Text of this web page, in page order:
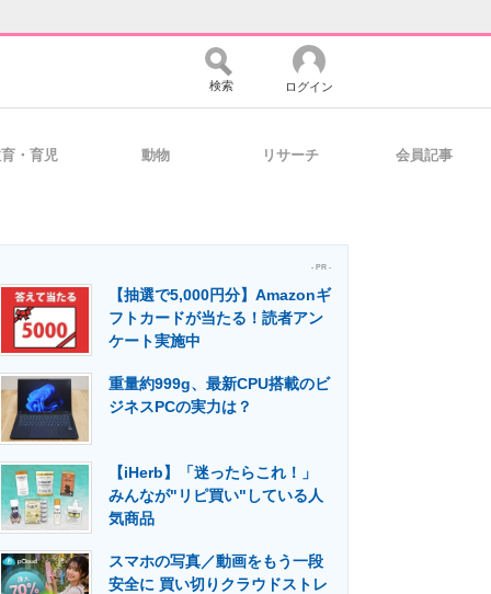
ミュニティ マーケ×ITの今がよく分かる
活用を支援
メディア 建設×テクノロジーの最前線
検索 ログイン
・育児 動物 リサーチ 会員記事
- PR -
【抽選で5,000円分】Amazonギ
フトカードが当たる！読者アン
ケート実施中
重量約999g、最新CPU搭載のビ
ジネスPCの実力は？
【iHerb】「迷ったらこれ！」
みんなが"リピ買い"している人
気商品
スマホの写真／動画をもう一段
安全に 買い切りクラウドストレ